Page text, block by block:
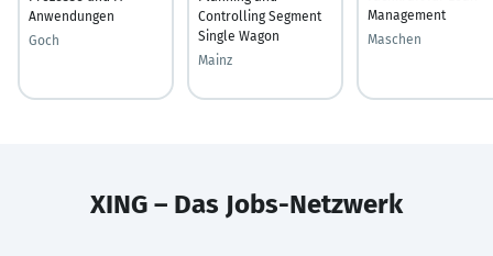
Anwendungen
Goch
Controlling Segment
Single Wagon
Mainz
Management
Maschen
XING – Das Jobs-Netzwerk